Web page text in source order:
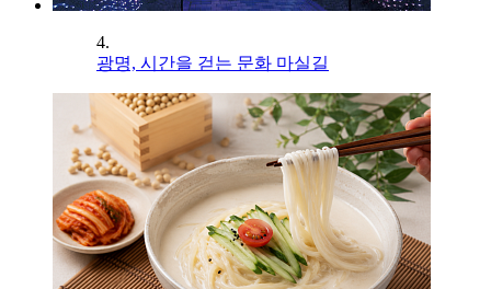
4.
광명, 시간을 걷는 문화 마실길